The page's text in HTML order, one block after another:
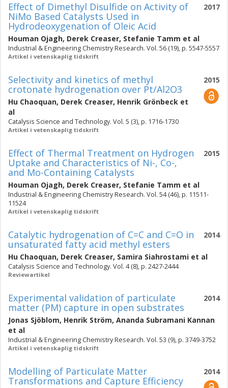
2017
Effect of Dimethyl Disulfide on Activity of
NiMo Based Catalysts Used in
Hydrodeoxygenation of Oleic Acid
Houman Ojagh, Derek Creaser, Stefanie Tamm et al
Industrial & Engineering Chemistry Research. Vol. 56 (19), p. 5547-5557
Artikel i vetenskaplig tidskrift
2015
Selectivity and kinetics of methyl
crotonate hydrogenation over Pt/Al2O3
Hu Chaoquan, Derek Creaser, Henrik Grönbeck et
al
Catalysis Science and Technology. Vol. 5 (3), p. 1716-1730
Artikel i vetenskaplig tidskrift
2015
Effect of Thermal Treatment on Hydrogen
Uptake and Characteristics of Ni-, Co-,
and Mo-Containing Catalysts
Houman Ojagh, Derek Creaser, Stefanie Tamm et al
Industrial & Engineering Chemistry Research. Vol. 54 (46), p. 11511-
11524
Artikel i vetenskaplig tidskrift
2014
Catalytic hydrogenation of C=C and C=O in
unsaturated fatty acid methyl esters
Hu Chaoquan, Derek Creaser, Samira Siahrostami et al
Catalysis Science and Technology. Vol. 4 (8), p. 2427-2444
Reviewartikel
2014
Experimental validation of particulate
matter (PM) capture in open substrates
Jonas Sjöblom, Henrik Ström, Ananda Subramani Kannan
et al
Industrial & Engineering Chemistry Research. Vol. 53 (9), p. 3749-3752
Artikel i vetenskaplig tidskrift
2014
Modelling of Particulate Matter
Transformations and Capture Efficiency